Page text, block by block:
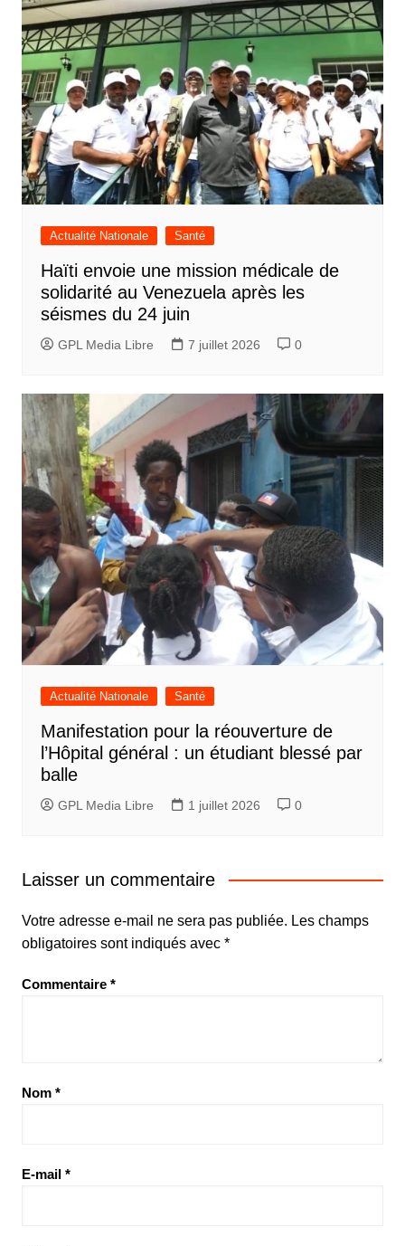
Actualité Nationale Santé
Haïti envoie une mission médicale de
solidarité au Venezuela après les
séismes du 24 juin
GPL Media Libre 7 juillet 2026 0
Actualité Nationale Santé
Manifestation pour la réouverture de
l’Hôpital général : un étudiant blessé par
balle
GPL Media Libre 1 juillet 2026 0
Laisser un commentaire
Votre adresse e-mail ne sera pas publiée. Les champs
obligatoires sont indiqués avec *
Commentaire *
Nom *
E-mail *